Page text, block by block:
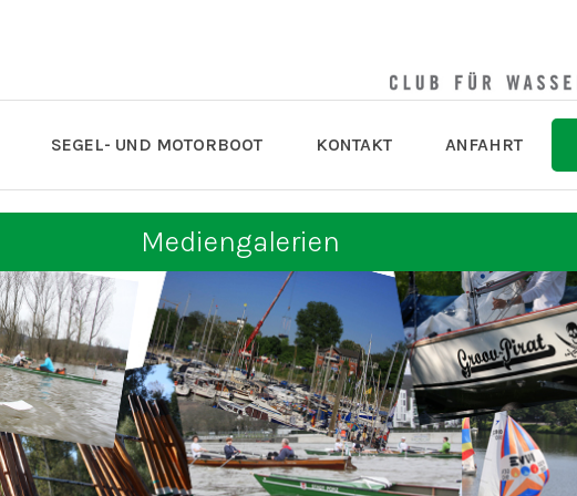
SEGEL- UND MOTORBOOT KONTAKT ANFAHRT
Mediengalerien